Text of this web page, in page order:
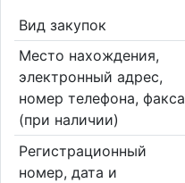
Вид закупок
Место нахождения,
электронный адрес,
номер телефона, факса
(при наличии)
Регистрационный
номер, дата и